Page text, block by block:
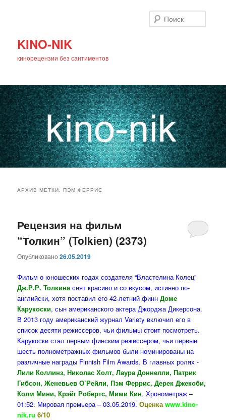
KINO-NIK
кинорецензии без сантиментов
основному
содержимому
дополнительному
содержимому
АРХИВ МЕТКИ:ПЭМ ФЕРРИС
Рецензия на фильм
“Толкин” (Tolkien) (2373)
Опубликовано26.05.2019
Фильм о юношеских годах создателя “Властелина Колец”
Дж.Р.Р. Толкина снят красиво и со вкусом, истинно по-
английски, хотя поставил его 42-летний финнДоме
Карукоски, сын американского актера Джорджа Дикерсона.
В 2013 году американский журнал Variety включил его в
список десяти режиссеров, чьи фильмы стоит посмотреть.
Карукоски стал первым финским режиссером, чьи первые
шесть полнометражных фильмов были номинированы на
различные награды Finnish Film Awards. В главных ролях -
Лили Коллинз, Николас Холт, Лаура Доннелли, Патрик
Гибсон, Женевьев О’Рейли, Пэм Феррис, Дерек Джекоби,
Колм Мини, Крэйг Робертс, Мими Кин. Хронометраж –
01:52. Мировая премьера – 03.05.2019.Оценка www.kino-
nik.ru 6/10